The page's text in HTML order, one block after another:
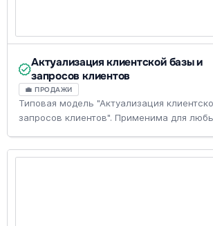
Актуализация клиентской базы и
запросов клиентов
💼 ПРОДАЖИ
Типовая модель "Актуализация
запросов клиентов". Применима для